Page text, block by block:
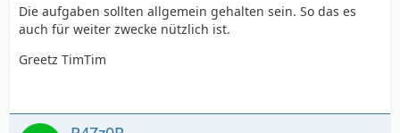
Die aufgaben sollten allgemein gehalten sein. So das es
auch für weiter zwecke nützlich ist.
Greetz TimTim